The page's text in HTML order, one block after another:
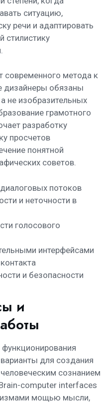
ситуацию,
речи и адаптировать
стилистику
современного метода к
дизайнеры обязаны
не изобразительных
грамотного
разработку
просчетов
понятной
советов.
потоков
и неточности в
голосового
интерфейсами
и безопасности
и
функционирования
для создания
сознанием
computer interfaces
мощью мысли,